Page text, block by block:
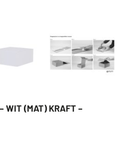
WIT (MAT) KRAFT –